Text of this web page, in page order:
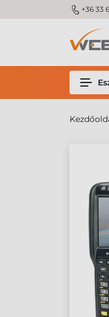
m_phone +36 33